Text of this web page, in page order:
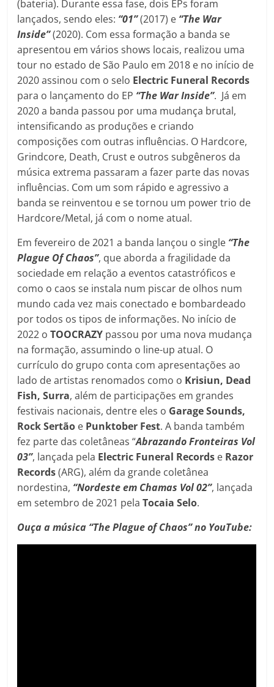
(bateria). Durante essa fase, dois EPs foram
lançados, sendo eles: “01”(2017) e “The War
Inside”(2020). Com essa formação a banda se
apresentou em vários shows locais, realizou uma
tour no estado de São Paulo em 2018 e no início de
2020 assinou com o selo Electric Funeral Records
para o lançamento do EP “The War Inside”. Já em
2020 a banda passou por uma mudança brutal,
intensificando as produções e criando
composições com outras influências. O Hardcore,
Grindcore, Death, Crust e outros subgêneros da
música extrema passaram a fazer parte das novas
influências. Com um som rápido e agressivo a
banda se reinventou e se tornou um power trio de
Hardcore/Metal, já com o nome atual.
Em fevereiro de 2021 a banda lançou o single “The
Plague Of Chaos”, que aborda a fragilidade da
sociedade em relação a eventos catastróficos e
como o caos se instala num piscar de olhos num
mundo cada vez mais conectado e bombardeado
por todos os tipos de informações. No início de
2022 oTOOCRAZY passou por uma nova mudança
na formação, assumindo o line-up atual. O
currículo do grupo conta com apresentações ao
lado de artistas renomados como o Krisiun, Dead
Fish, Surra, além de participações em grandes
festivais nacionais, dentre eles o Garage Sounds,
Rock Sertão e Punktober Fest. A banda também
fez parte das coletâneas “Abrazando Fronteiras Vol
03”, lançada pela Electric Funeral Records e Razor
Records(ARG), além da grande coletânea
nordestina, “Nordeste em Chamas Vol 02”, lançada
em setembro de 2021 pelaTocaia Selo.
Ouça a música “The Plague of Chaos” no YouTube: